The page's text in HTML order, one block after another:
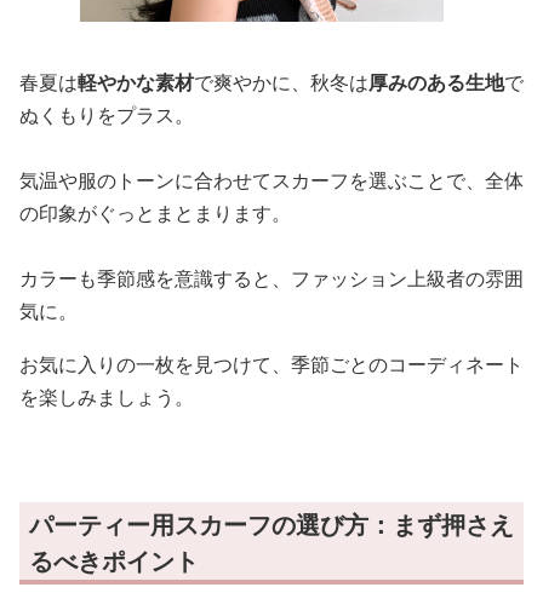
春夏は軽やかな素材で爽やかに、秋冬は厚みのある生地で
ぬくもりをプラス。
気温や服のトーンに合わせてスカーフを選ぶことで、全体
の印象がぐっとまとまります。
カラーも季節感を意識すると、ファッション上級者の雰囲
気に。
お気に入りの一枚を見つけて、季節ごとのコーディネート
を楽しみましょう。
パーティー用スカーフの選び方：まず押さえ
るべきポイント